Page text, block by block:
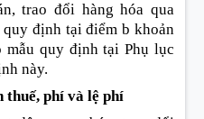
trao đổi hàng hóa qua
định tại điểm b khoản
quy định tại Phụ lục
này.
thuế, phí và lệ phí